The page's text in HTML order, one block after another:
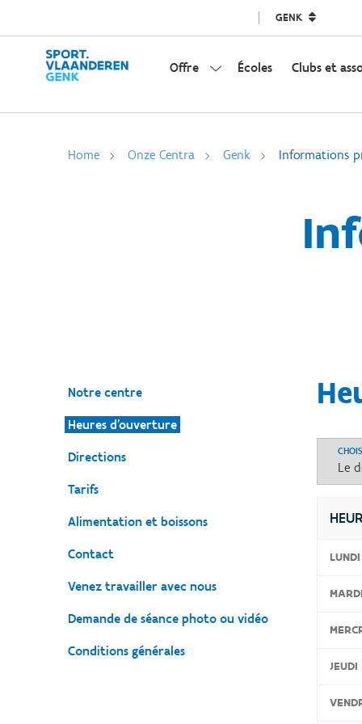
GENK
Offre Écoles Clubs et
Home Onze Centra Genk Informations
Notre centre
Heures d'ouverture
Directions
Tarifs
Alimentation et boissons
Contact
Venez travailler avec nous
Demande de séance photo ou vidéo
Conditions générales
LUNDI
MARDI
JEUDI